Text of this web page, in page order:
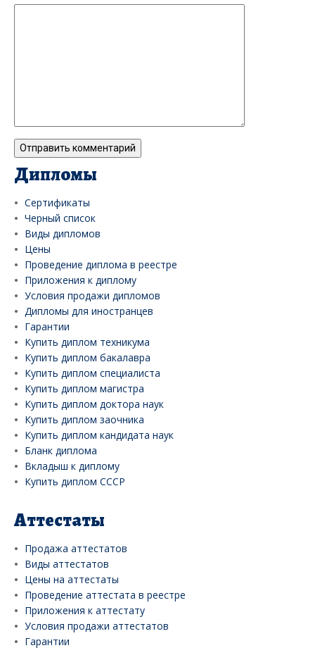
Дипломы
Сертификаты
Черный список
Виды дипломов
Цены
Проведение диплома в реестре
Приложения к диплому
Условия продажи дипломов
Дипломы для иностранцев
Гарантии
Купить диплом техникума
Купить диплом бакалавра
Купить диплом специалиста
Купить диплом магистра
Купить диплом доктора наук
Купить диплом заочника
Купить диплом кандидата наук
Бланк диплома
Вкладыш к диплому
Купить диплом СССР
Аттестаты
Продажа аттестатов
Виды аттестатов
Цены на аттестаты
Проведение аттестата в реестре
Приложения к аттестату
Условия продажи аттестатов
Гарантии